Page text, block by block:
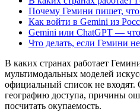
Почему Гемини пишет, что
Как войти в Gemini из
Gemini или ChatGPT —
Что делать, если Гемини
В каких странах работает
мультимодальных моделей
официальный список не входят.
географию доступа, причины
посчитать окупаемость.